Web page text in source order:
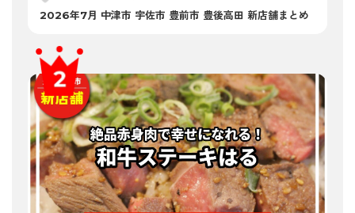
2026年7月 中津市 宇佐市 豊前市 豊後高田 新店舗まとめ